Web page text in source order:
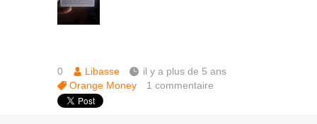
0 Libasse
il y a plus de 5 ans
Orange Money
1commentaire